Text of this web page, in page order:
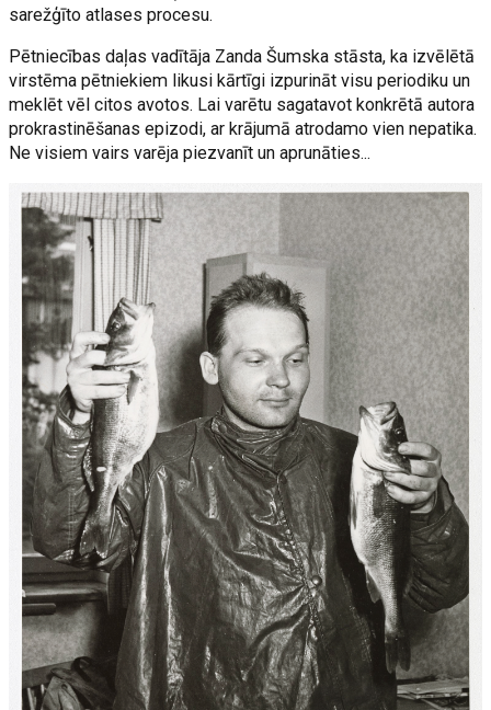
sarežģīto atlases procesu.
Pētniecības daļas vadītāja Zanda Šumska stāsta, ka izvēlētā
virstēma pētniekiem likusi kārtīgi izpurināt visu periodiku un
meklēt vēl citos avotos. Lai varētu sagatavot konkrētā autora
prokrastinēšanas epizodi, ar krājumā atrodamo vien nepatika.
Ne visiem vairs varēja piezvanīt un aprunāties...